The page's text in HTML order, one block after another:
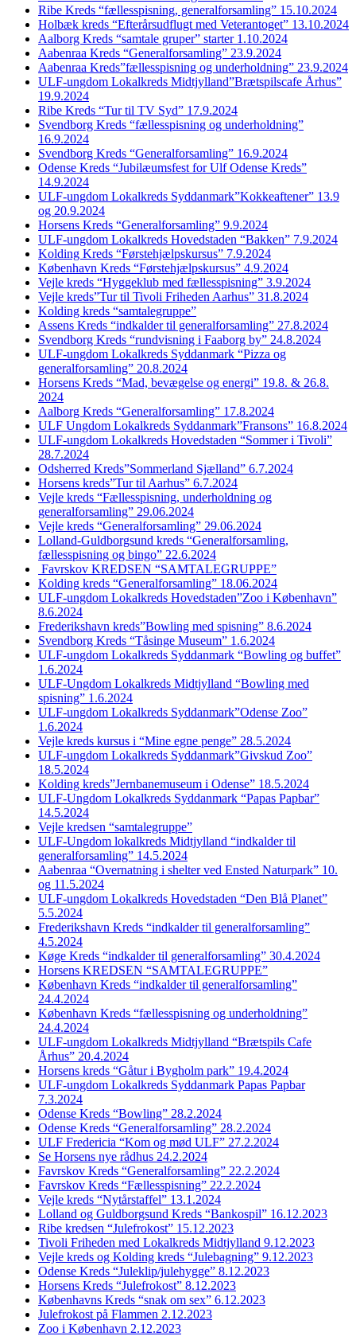
Ribe Kreds “fællesspisning, generalforsamling” 15.10.2024
Holbæk kreds “Efterårsudflugt med Veterantoget” 13.10.2024
Aalborg Kreds “samtale gruper” starter 1.10.2024
Aabenraa Kreds “Generalforsamling” 23.9.2024
Aabenraa Kreds”fællesspisning og underholdning” 23.9.2024
ULF-ungdom Lokalkreds Midtjylland”Brætspilscafe Århus”
19.9.2024
Ribe Kreds “Tur til TV Syd” 17.9.2024
Svendborg Kreds “fællesspisning og underholdning”
16.9.2024
Svendborg Kreds “Generalforsamling” 16.9.2024
Odense Kreds “Jubilæumsfest for Ulf Odense Kreds”
14.9.2024
ULF-ungdom Lokalkreds Syddanmark”Kokkeaftener” 13.9
og 20.9.2024
Horsens Kreds “Generalforsamling” 9.9.2024
ULF-ungdom Lokalkreds Hovedstaden “Bakken” 7.9.2024
Kolding Kreds “Førstehjælpskursus” 7.9.2024
København Kreds “Førstehjælpskursus” 4.9.2024
Vejle kreds “Hyggeklub med fællesspisning” 3.9.2024
Vejle kreds”Tur til Tivoli Friheden Aarhus” 31.8.2024
Kolding kreds “samtalegruppe”
Assens Kreds “indkalder til generalforsamling” 27.8.2024
Svendborg Kreds “rundvisning i Faaborg by” 24.8.2024
ULF-ungdom Lokalkreds Syddanmark “Pizza og
generalforsamling” 20.8.2024
Horsens Kreds “Mad, bevægelse og energi” 19.8. & 26.8.
2024
Aalborg Kreds “Generalforsamling” 17.8.2024
ULF Ungdom Lokalkreds Syddanmark”Fransons” 16.8.2024
ULF-ungdom Lokalkreds Hovedstaden “Sommer i Tivoli”
28.7.2024
Odsherred Kreds”Sommerland Sjælland” 6.7.2024
Horsens kreds”Tur til Aarhus” 6.7.2024
Vejle kreds “Fællesspisning, underholdning og
generalforsamling” 29.06.2024
Vejle kreds “Generalforsamling” 29.06.2024
Lolland-Guldborgsund kreds “Generalforsamling,
fællesspisning og bingo” 22.6.2024
Favrskov KREDSEN “SAMTALEGRUPPE”
Kolding kreds “Generalforsamling” 18.06.2024
ULF-ungdom Lokalkreds Hovedstaden”Zoo i København”
8.6.2024
Frederikshavn kreds”Bowling med spisning” 8.6.2024
Svendborg Kreds “Tåsinge Museum” 1.6.2024
ULF-ungdom Lokalkreds Syddanmark “Bowling og buffet”
1.6.2024
ULF-Ungdom Lokalkreds Midtjylland “Bowling med
spisning” 1.6.2024
ULF-ungdom Lokalkreds Syddanmark”Odense Zoo”
1.6.2024
Vejle kreds kursus i “Mine egne penge” 28.5.2024
ULF-ungdom Lokalkreds Syddanmark”Givskud Zoo”
18.5.2024
Kolding kreds”Jernbanemuseum i Odense” 18.5.2024
ULF-Ungdom Lokalkreds Syddanmark “Papas Papbar”
14.5.2024
Vejle kredsen “samtalegruppe”
ULF-Ungdom lokalkreds Midtjylland “indkalder til
generalforsamling” 14.5.2024
Aabenraa “Overnatning i shelter ved Ensted Naturpark” 10.
og 11.5.2024
ULF-ungdom Lokalkreds Hovedstaden “Den Blå Planet”
5.5.2024
Frederikshavn Kreds “indkalder til generalforsamling”
4.5.2024
Køge Kreds “indkalder til generalforsamling” 30.4.2024
Horsens KREDSEN “SAMTALEGRUPPE”
København Kreds “indkalder til generalforsamling”
24.4.2024
København Kreds “fællesspisning og underholdning”
24.4.2024
ULF-ungdom Lokalkreds Midtjylland “Brætspils Cafe
Århus” 20.4.2024
Horsens kreds “Gåtur i Bygholm park” 19.4.2024
ULF-ungdom Lokalkreds Syddanmark Papas Papbar
7.3.2024
Odense Kreds “Bowling” 28.2.2024
Odense Kreds “Generalforsamling” 28.2.2024
ULF Fredericia “Kom og mød ULF” 27.2.2024
Se Horsens nye rådhus 24.2.2024
Favrskov Kreds “Generalforsamling” 22.2.2024
Favrskov Kreds “Fællesspisning” 22.2.2024
Vejle kreds “Nytårstaffel” 13.1.2024
Lolland og Guldborgsund Kreds “Bankospil” 16.12.2023
Ribe kredsen “Julefrokost” 15.12.2023
Tivoli Friheden med Lokalkreds Midtjylland 9.12.2023
Vejle kreds og Kolding kreds “Julebagning” 9.12.2023
Odense Kreds “Juleklip/julehygge” 8.12.2023
Horsens Kreds “Julefrokost” 8.12.2023
Københavns Kreds “snak om sex” 6.12.2023
Julefrokost på Flammen 2.12.2023
Zoo i København 2.12.2023